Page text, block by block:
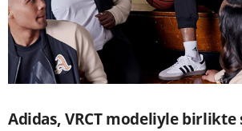
Adidas, VRCT modeliyle birlikte